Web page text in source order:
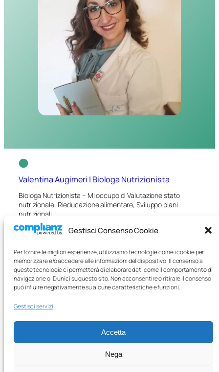
Gestisci Consenso Cookie
Per fornire le migliori esperienze, utilizziamo tecnologie come i cookie per
memorizzare e/o accedere alle informazioni del dispositivo. Il consenso a
queste tecnologie ci permetterà di elaborare dati come il comportamento di
navigazione o ID unici su questo sito. Non acconsentire o ritirare il consenso
può influire negativamente su alcune caratteristiche e funzioni.
Gestisci servizi
Accetta
Nega
Valentina Augimeri | Biologa Nutrizionista
Biologa Nutrizionista – Mi occupo di Valutazione stato
nutrizionale, Rieducazione alimentare, Sviluppo piani
nutrizionali.
Iscrizione albo professionale:Sezione A – Matricola
Telefono: (+39) 340 6752409
Email:valentinaugimeri@gmail.com
Pec:valentina.augimeri@biologo.onb.it
Chi sono
CurriculumPrivacy Policy